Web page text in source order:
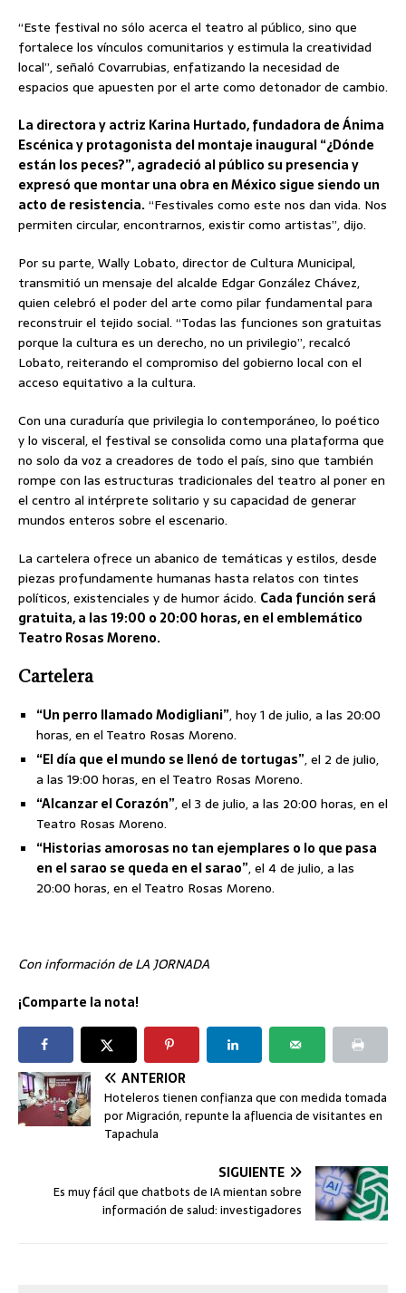
“Este festival no sólo acerca el teatro al público, sino que
fortalece los vínculos comunitarios y estimula la creatividad
local”, señaló Covarrubias, enfatizando la necesidad de
espacios que apuesten por el arte como detonador de cambio.
La directora y actriz Karina Hurtado, fundadora de Ánima
Escénica y protagonista del montaje inaugural “¿Dónde
están los peces?”, agradeció al público su presencia y
expresó que montar una obra en México sigue siendo un
acto de resistencia.“Festivales como este nos dan vida. Nos
permiten circular, encontrarnos, existir como artistas”, dijo.
Por su parte, Wally Lobato, director de Cultura Municipal,
transmitió un mensaje del alcalde Edgar González Chávez,
quien celebró el poder del arte como pilar fundamental para
reconstruir el tejido social. “Todas las funciones son gratuitas
porque la cultura es un derecho, no un privilegio”, recalcó
Lobato, reiterando el compromiso del gobierno local con el
acceso equitativo a la cultura.
Con una curaduría que privilegia lo contemporáneo, lo poético
y lo visceral, el festival se consolida como una plataforma que
no solo da voz a creadores de todo el país, sino que también
rompe con las estructuras tradicionales del teatro al poner en
el centro al intérprete solitario y su capacidad de generar
mundos enteros sobre el escenario.
La cartelera ofrece un abanico de temáticas y estilos, desde
piezas profundamente humanas hasta relatos con tintes
políticos, existenciales y de humor ácido. Cada función será
gratuita, a las 19:00 o 20:00 horas, en el emblemático
Teatro Rosas Moreno.
Cartelera
“Un perro llamado Modigliani”, hoy 1 de julio, a las 20:00
horas, en el Teatro Rosas Moreno.
“El día que el mundo se llenó de tortugas”, el 2 de julio,
a las 19:00 horas, en el Teatro Rosas Moreno.
“Alcanzar el Corazón”, el 3 de julio, a las 20:00 horas, en el
Teatro Rosas Moreno.
“Historias amorosas no tan ejemplares o lo que pasa
en el sarao se queda en el sarao”, el 4 de julio, a las
20:00 horas, en el Teatro Rosas Moreno.
Con información de LA JORNADA
¡Comparte la nota!
ANTERIOR
Hoteleros tienen confianza que con medida tomada
por Migración, repunte la afluencia de visitantes en
Tapachula
SIGUIENTE
Es muy fácil que chatbots de IA mientan sobre
información de salud: investigadores